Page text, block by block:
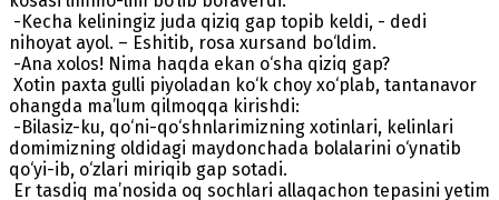
-Kecha keliningiz juda qiziq gap topib keldi, - dedi
nihoyat ayol. – Eshitib, rosa xursand bo‘ldim.
-Ana xolos! Nima haqda ekan o‘sha qiziq gap?
Xotin paxta gulli piyoladan ko‘k choy xo‘plab, tantanavor
ohangda ma’lum qilmoqqa kirishdi:
-Bilasiz-ku, qo‘ni-qo‘shnlarimizning xotinlari, kelinlari
domimizning oldidagi maydonchada bolalarini o‘ynatib
qo‘yi-ib, o‘zlari miriqib gap sotadi.
Er tasdiq ma’nosida oq sochlari allaqachon tepasini yetim